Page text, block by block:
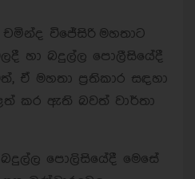
විජේසිරි මහතාට
හා බදුල්ල පොලීසියේදී
ඒ මහතා ප්‍රතිකාර සඳහා
කර ඇති බවත් වාර්තා
පොලිසියේදී මෙසේ